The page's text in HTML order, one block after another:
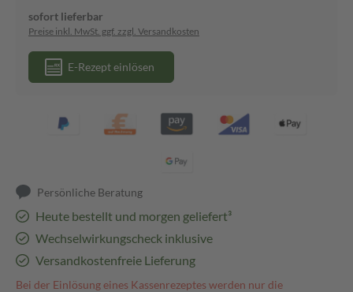
sofort lieferbar
Preise inkl. MwSt. ggf. zzgl. Versandkosten
E-Rezept einlösen
Persönliche Beratung
Heute bestellt und morgen geliefert³
Wechselwirkungscheck inklusive
Versandkostenfreie Lieferung
Bei der Einlösung eines Kassenrezeptes werden nur die